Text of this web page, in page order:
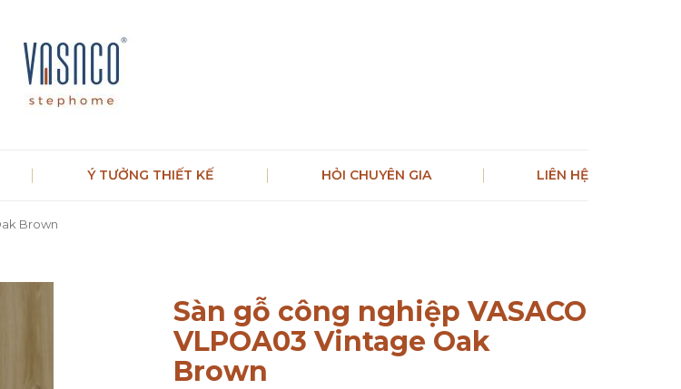
Ý TƯỞNG THIẾT KẾ HỎI CHUYÊN GIA LIÊN HỆ
Brown
Sàn gỗ công nghiệp VASACO
VLPOA03 Vintage Oak
Brown